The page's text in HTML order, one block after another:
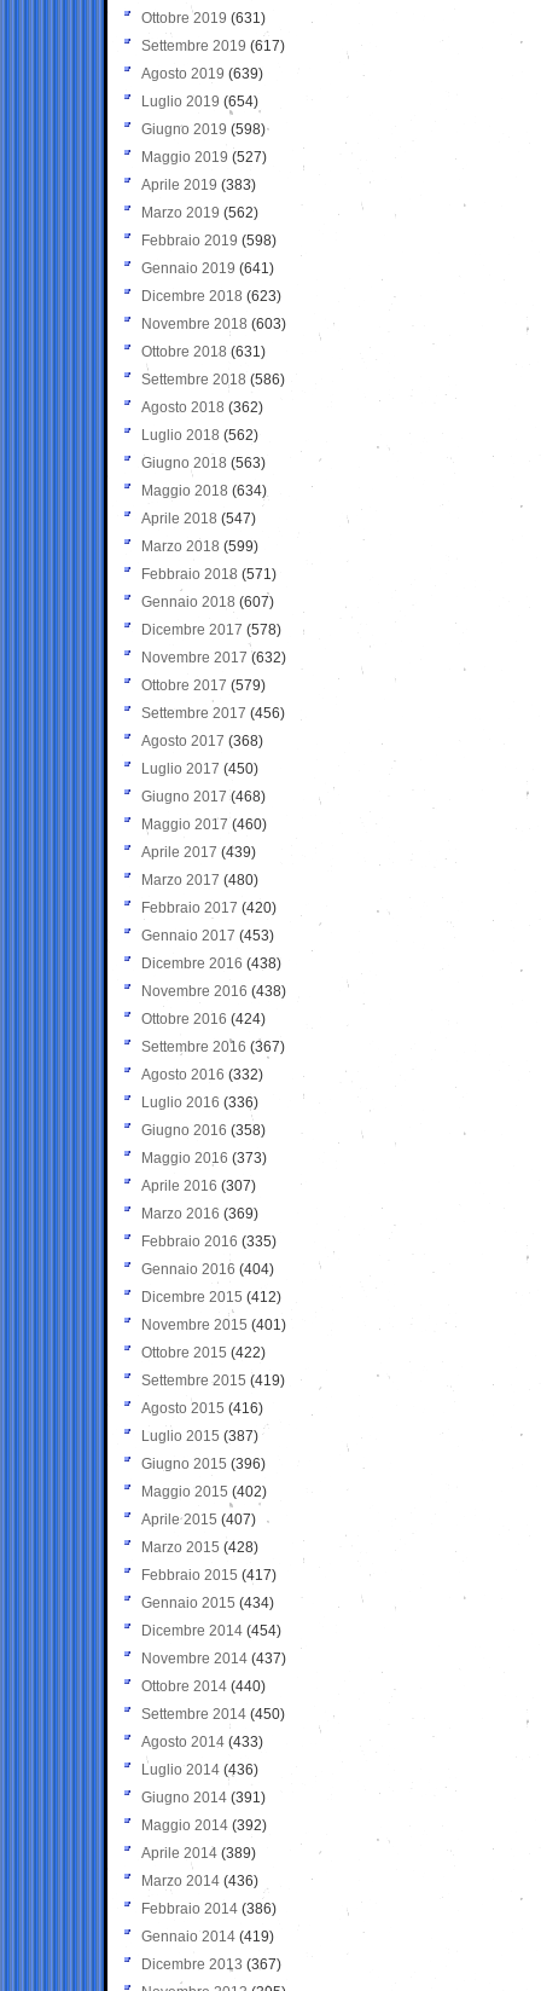
Ottobre 2019 (631)
Settembre 2019 (617)
Agosto 2019 (639)
Luglio 2019 (654)
Giugno 2019 (598)
Maggio 2019 (527)
Aprile 2019 (383)
Marzo 2019 (562)
Febbraio 2019 (598)
Gennaio 2019 (641)
Dicembre 2018 (623)
Novembre 2018 (603)
Ottobre 2018 (631)
Settembre 2018 (586)
Agosto 2018 (362)
Luglio 2018 (562)
Giugno 2018 (563)
Maggio 2018 (634)
Aprile 2018 (547)
Marzo 2018 (599)
Febbraio 2018 (571)
Gennaio 2018 (607)
Dicembre 2017 (578)
Novembre 2017 (632)
Ottobre 2017 (579)
Settembre 2017 (456)
Agosto 2017 (368)
Luglio 2017 (450)
Giugno 2017 (468)
Maggio 2017 (460)
Aprile 2017 (439)
Marzo 2017 (480)
Febbraio 2017 (420)
Gennaio 2017 (453)
Dicembre 2016 (438)
Novembre 2016 (438)
Ottobre 2016 (424)
Settembre 2016 (367)
Agosto 2016 (332)
Luglio 2016 (336)
Giugno 2016 (358)
Maggio 2016 (373)
Aprile 2016 (307)
Marzo 2016 (369)
Febbraio 2016 (335)
Gennaio 2016 (404)
Dicembre 2015 (412)
Novembre 2015 (401)
Ottobre 2015 (422)
Settembre 2015 (419)
Agosto 2015 (416)
Luglio 2015 (387)
Giugno 2015 (396)
Maggio 2015 (402)
Aprile 2015 (407)
Marzo 2015 (428)
Febbraio 2015 (417)
Gennaio 2015 (434)
Dicembre 2014 (454)
Novembre 2014 (437)
Ottobre 2014 (440)
Settembre 2014 (450)
Agosto 2014 (433)
Luglio 2014 (436)
Giugno 2014 (391)
Maggio 2014 (392)
Aprile 2014 (389)
Marzo 2014 (436)
Febbraio 2014 (386)
Gennaio 2014 (419)
Dicembre 2013 (367)